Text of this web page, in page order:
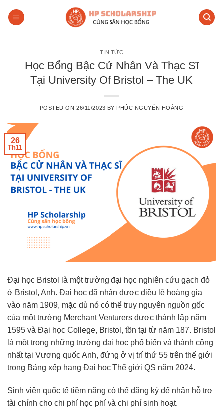
TIN TỨC
Học Bổng Bậc Cử Nhân Và Thạc Sĩ
Tại University Of Bristol – The UK
POSTED ON26/11/2023 BY PHÚC NGUYỄN HOÀNG
26
Th11
Đại học Bristol là một trường đại học nghiên cứu gạch đỏ
ở Bristol, Anh. Đại học đã nhận được điều lệ hoàng gia
vào năm 1909, mặc dù nó có thể truy nguyên nguồn gốc
của một trường Merchant Venturers được thành lập năm
1595 và Đại học College, Bristol, tồn tại từ năm 187. Bristol
là một trong những trường đại học phổ biến và thành công
nhất tại Vương quốc Anh, đứng ở vị trí thứ 55 trên thế giới
trong Bảng xếp hạng Đại học Thế giới QS năm 2024.
Sinh viên quốc tế tiềm năng có thể đăng ký để nhận hỗ trợ
tài chính cho chi phí học phí và chi phí sinh hoạt.